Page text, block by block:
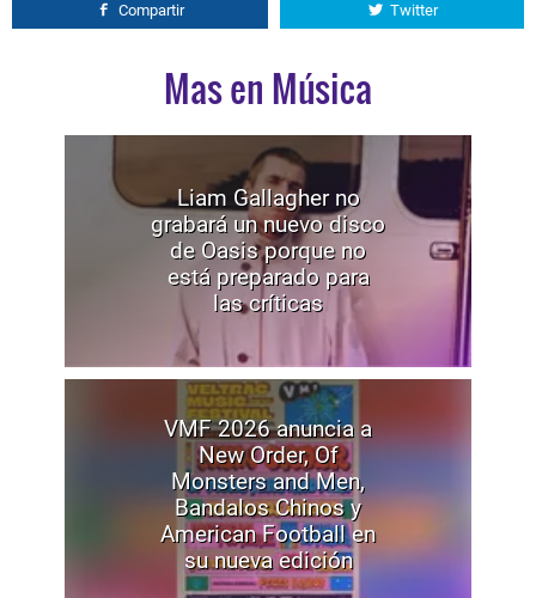
Compartir Twitter
Mas en Música
Liam Gallagher no
grabará un nuevo disco
de Oasis porque no
está preparado para
las críticas
VMF 2026 anuncia a
New Order, Of
Monsters and Men,
Bandalos Chinos y
American Football en
su nueva edición